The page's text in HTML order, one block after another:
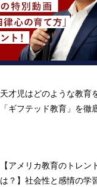
天才児はどのような教育
「ギフテッド教育」を徹
【アメリカ教育のトレン
は？】社会性と感情の学